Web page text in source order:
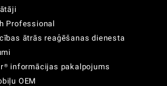
Professional
ātrās reaģēšanas dienesta
informācijas pakalpojums
OEM